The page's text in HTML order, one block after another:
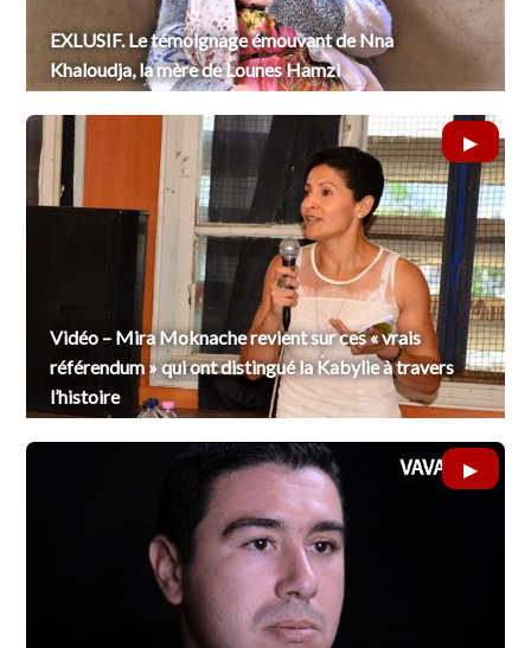
EXLUSIF. Le témoignage émouvant de Nna
Khaloudja, la mère de Lounes Hamzi
Vidéo – Mira Moknache revient sur ces « vrais
référendum » qui ont distingué la Kabylie à travers
l’histoire